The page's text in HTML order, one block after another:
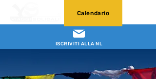
ISCRIVITI ALLA NL
Calendario